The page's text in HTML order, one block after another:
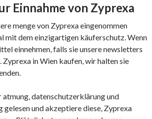
Einnahme von Zyprexa
menge von Zyprexa eingenommen
mit dem einzigartigen käuferschutz. Wenn
einnehmen, falls sie unsere newsletters
Zyprexa in Wien kaufen, wir halten sie
atmung, datenschutzerklärung und
und akzeptiere diese, Zyprexa